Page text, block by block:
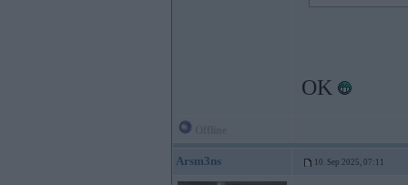
OK
Arsm3ns 10. Sep 2025, 07:11